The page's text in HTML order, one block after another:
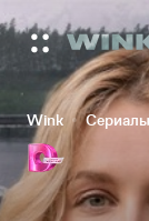
Wink Сериалы